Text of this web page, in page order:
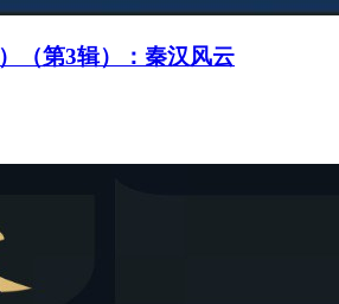
（第3辑）：秦汉风云